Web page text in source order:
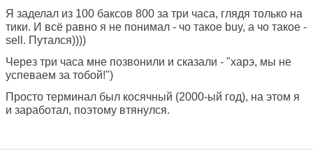
Я заделал из 100 баксов 800 за три часа, глядя только на
тики. И всё равно я не понимал - чо такое buy, а чо такое -
sell. Путался))))
Через три часа мне позвонили и сказали - "харэ, мы не
успеваем за тобой!")
Просто терминал был косячный (2000-ый год), на этом я
и заработал, поэтому втянулся.